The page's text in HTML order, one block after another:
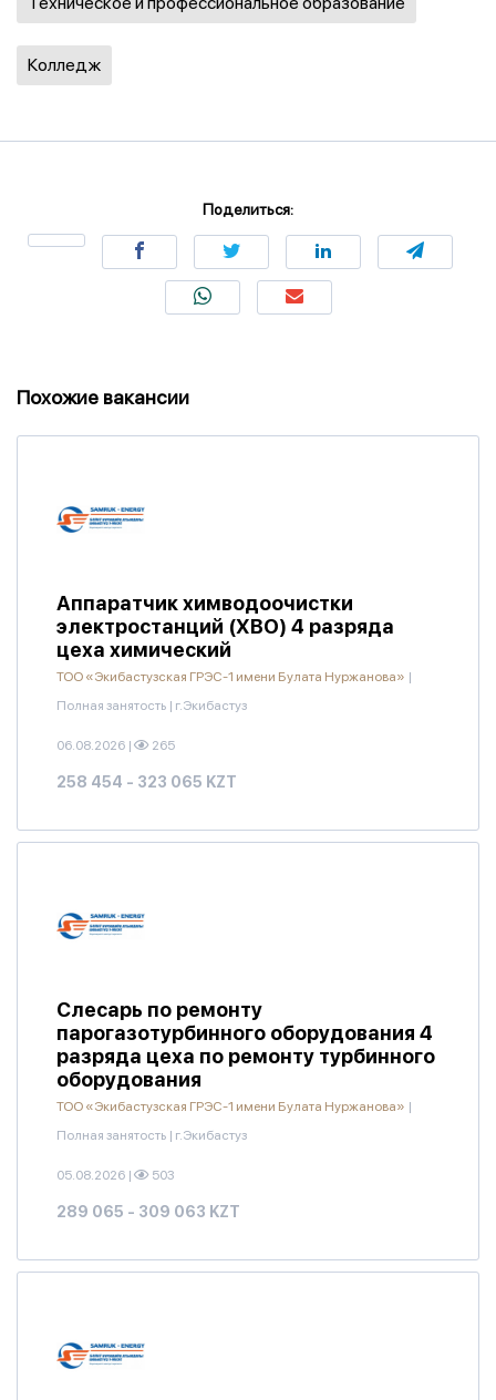
Колледж
Поделиться:
Похожие вакансии
Аппаратчик химводоочистки
электростанций (ХВО) 4 разряда
цеха химический
ТОО «Экибастузская ГРЭС-1 имени Булата Нуржанова» |
Полная занятость | г.Экибастуз
06.08.2026 | 265
258 454 - 323 065 KZT
Слесарь по ремонту
парогазотурбинного оборудования 4
разряда цеха по ремонту турбинного
оборудования
ТОО «Экибастузская ГРЭС-1 имени Булата Нуржанова» |
Полная занятость | г.Экибастуз
05.08.2026 | 503
289 065 - 309 063 KZT